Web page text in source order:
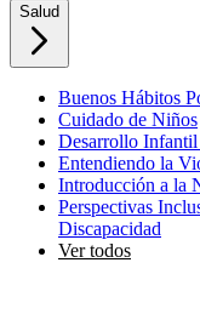
Salud
Buenos Hábitos
Cuidado de Niños
Desarrollo
Entendiendo la
Introducción a la
Perspectivas
Discapacidad
Ver todos